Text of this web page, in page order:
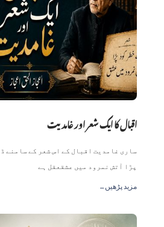
اقبال کا ایک شعر اور غامدیت
ساری غامدیت اقبال کے اس شعر کے سامنے
پڑا آتش نمرود میں عشقعقل ہے
.. مزید پڑھیں